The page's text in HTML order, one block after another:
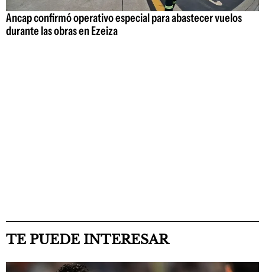
Ancap confirmó operativo especial para abastecer vuelos
durante las obras en Ezeiza
TE PUEDE INTERESAR